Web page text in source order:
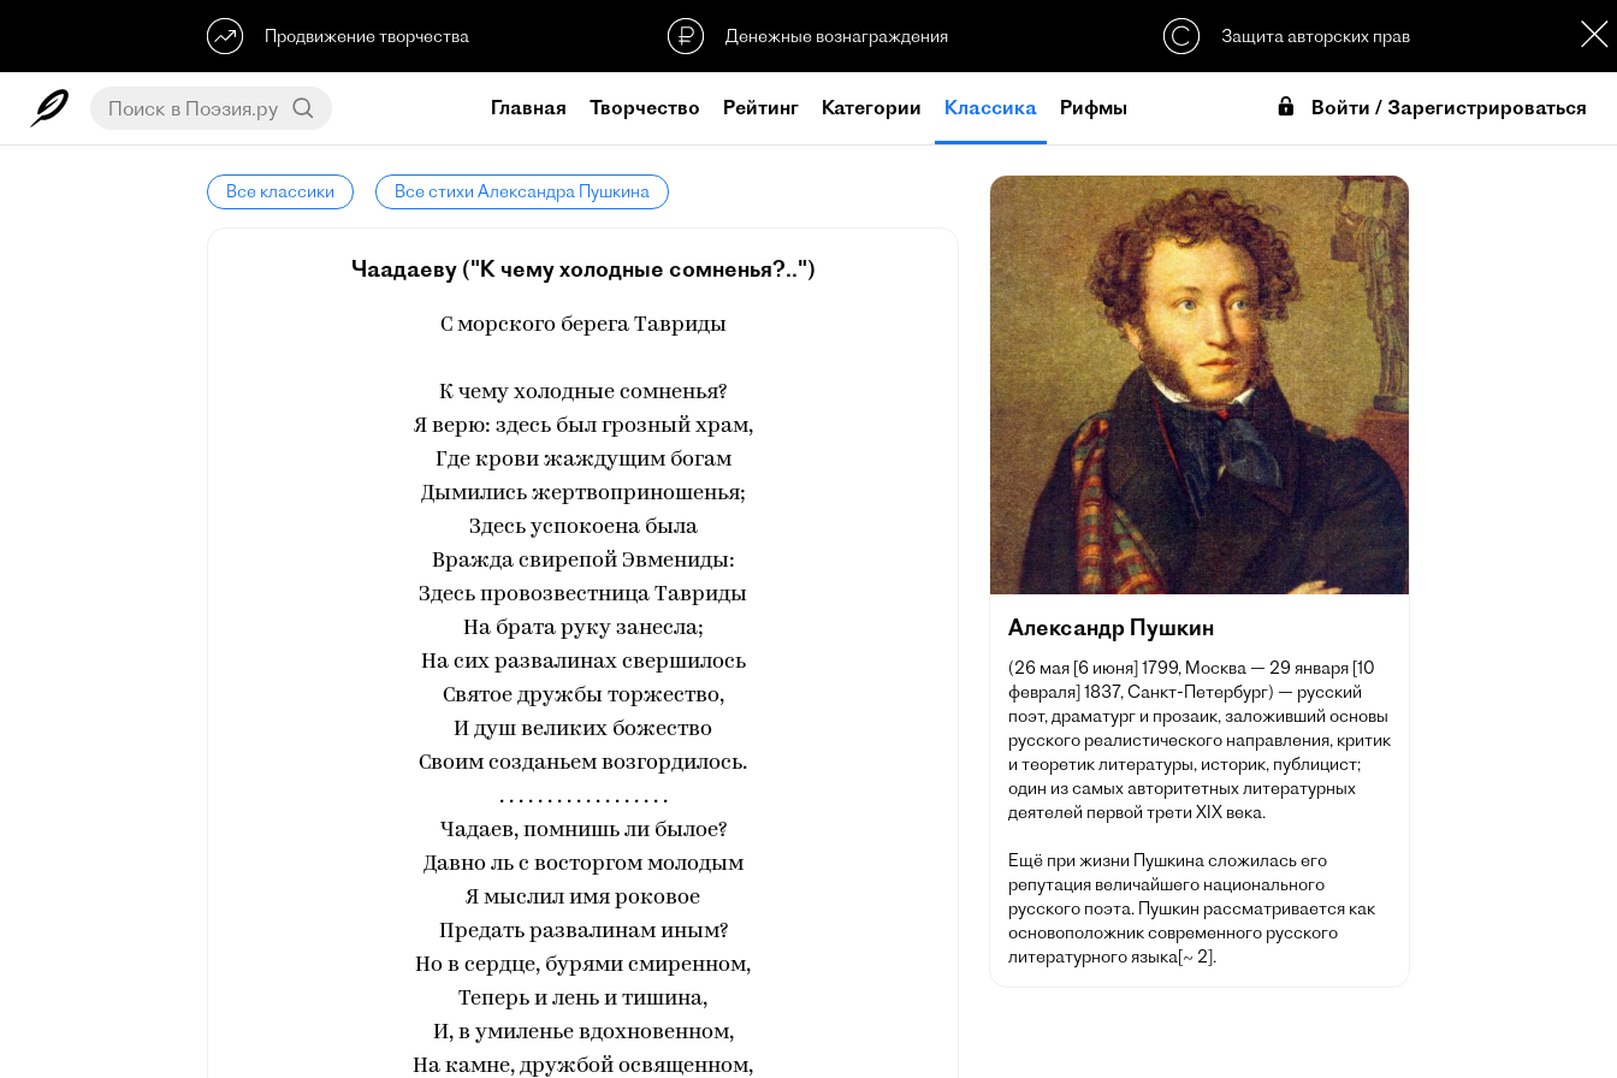
Продвижение творчества Денежные вознаграждения Защита авторских прав
Главная Творчество Рейтинг Категории Классика Рифмы Войти / Зарегистрироваться
Все классики Все стихи Александра Пушкина
Чаадаеву ("К чему холодные сомненья?..")
С морского берега Тавриды
К чему холодные сомненья?
Я верю: здесь был грозный храм,
Где крови жаждущим богам
Дымились жертвоприношенья;
Здесь успокоена была
Вражда свирепой Эвмениды:
Здесь провозвестница Тавриды
На брата руку занесла;
На сих развалинах свершилось
Святое дружбы торжество,
И душ великих божество
Своим созданьем возгордилось.
. . . . . . . . . . . . . . . . . .
Чадаев, помнишь ли былое?
Давно ль с восторгом молодым
Я мыслил имя роковое
Предать развалинам иным?
Но в сердце, бурями смиренном,
Теперь и лень и тишина,
И, в умиленье вдохновенном,
На камне, дружбой освященном,
Александр Пушкин
(26 мая [6 июня] 1799, Москва — 29 января [10
февраля] 1837, Санкт-Петербург) — русский
поэт, драматург и прозаик, заложивший основы
русского реалистического направления, критик
и теоретик литературы, историк, публицист;
один из самых авторитетных литературных
деятелей первой трети XIX века.
Ещё при жизни Пушкина сложилась его
репутация величайшего национального
русского поэта. Пушкин рассматривается как
основоположник современного русского
литературного языка[~ 2].